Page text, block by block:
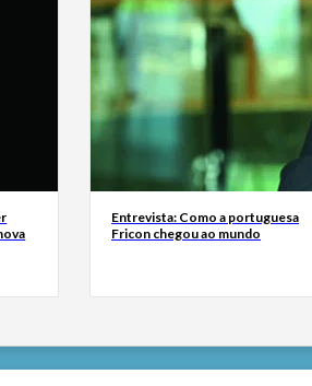
Entrevista: Como a portuguesa
Fricon chegou ao mundo